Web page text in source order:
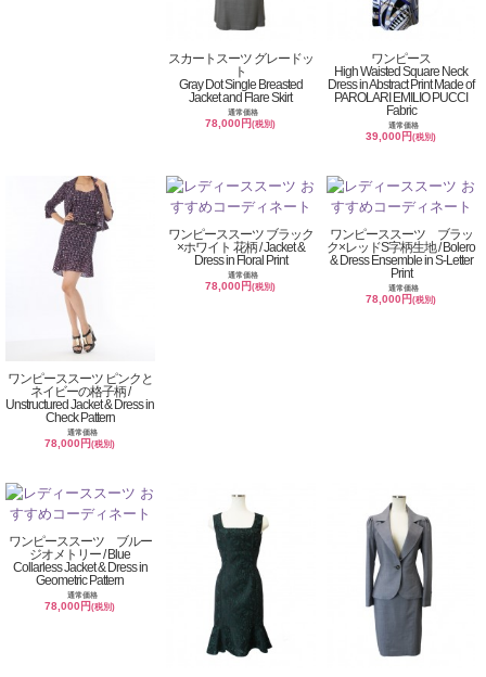
スカートスーツ グレードッ
ト
Gray Dot Single Breasted
Jacket and Flare Skirt
通常価格
78,000円(税別)
ワンピース
High Waisted Square Neck
Dress in Abstract Print Made of
PAROLARI EMILIO PUCCI
Fabric
通常価格
39,000円(税別)
ワンピーススーツ ピンクと
ネイビーの格子柄 /
Unstructured Jacket & Dress in
Check Pattern
通常価格
78,000円(税別)
ワンピーススーツ ブラック
×ホワイト 花柄 / Jacket &
Dress in Floral Print
通常価格
78,000円(税別)
ワンピーススーツ ブラッ
ク×レッドS字柄生地 / Bolero
& Dress Ensemble in S-Letter
Print
通常価格
78,000円(税別)
ワンピーススーツ ブルー
ジオメトリー / Blue
Collarless Jacket & Dress in
Geometric Pattern
通常価格
78,000円(税別)